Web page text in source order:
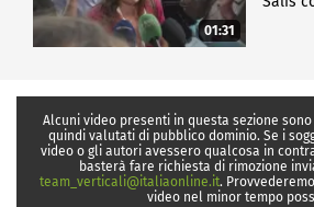
01:31
Alcuni video presenti in questa sezione
quindi valutati di pubblico dominio. Se i
video o gli autori avessero qualcosa in
basterà fare richiesta di rimozione
team_verticali@italiaonline.it.
video nel minor tempo